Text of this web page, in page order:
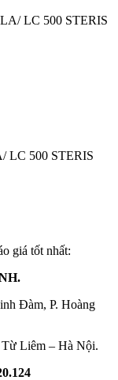
LC 500 STERIS
LC 500 STERIS
giá tốt nhất:
Đàm, P. Hoàng
Từ Liêm – Hà Nội.